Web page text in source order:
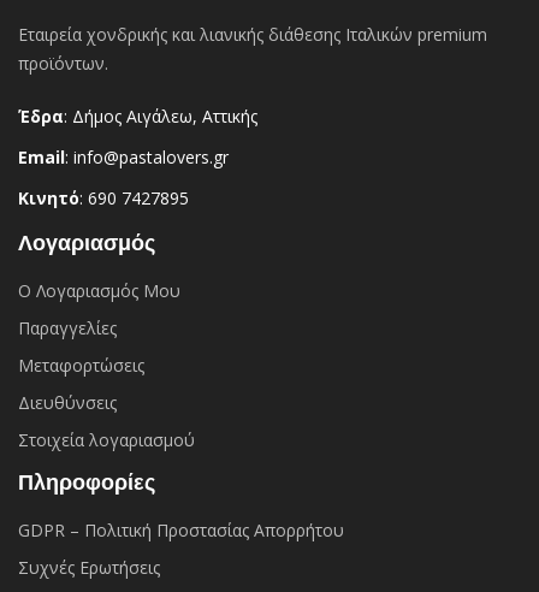
Εταιρεία χονδρικής και λιανικής διάθεσης Ιταλικών premium
προϊόντων.
Έδρα: Δήμος Αιγάλεω, Αττικής
Email: info@pastalovers.gr
Κινητό: 690 7427895
Λογαριασμός
Ο Λογαριασμός Μου
Παραγγελίες
Μεταφορτώσεις
Διευθύνσεις
Στοιχεία λογαριασμού
Πληροφορίες
GDPR – Πολιτική Προστασίας Απορρήτου
Συχνές Eρωτήσεις